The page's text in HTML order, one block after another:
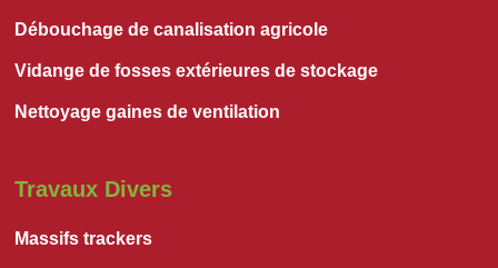
Débouchage de canalisation agricole
Vidange de fosses extérieures de stockage
Nettoyage gaines de ventilation
Travaux Divers
Massifs trackers